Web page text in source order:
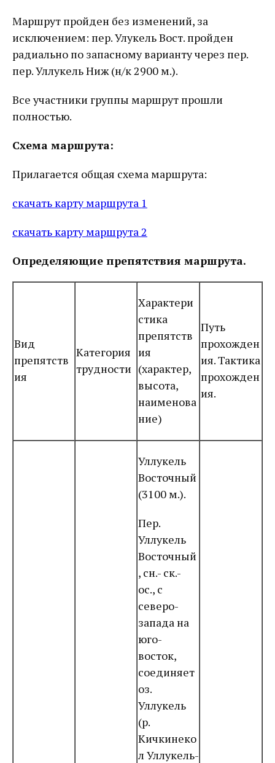
Маршрут пройден без изменений, за
исключением: пер. Улукель Вост. пройден
радиально по запасному варианту через пер.
пер. Уллукель Ниж (н/к 2900 м.).
Все участники группы маршрут прошли
полностью.
Схема маршрута:
Прилагается общая схема маршрута:
скачать карту маршрута 1
скачать карту маршрута 2
Определяющие препятствия маршрута.
Вид
препятств
ия
Категория
трудности
Характери
стика
препятств
ия
(характер,
высота,
наименова
ние)
Путь
прохожден
ия. Тактика
прохожден
ия.
Уллукель
Восточный
(3100 м.).
Пер.
Уллукель
Восточный
, сн.- ск.-
ос., с
северо-
запада на
юго-
восток,
соединяет
оз.
Уллукель
(р.
Кичкинеко
л Уллукель-